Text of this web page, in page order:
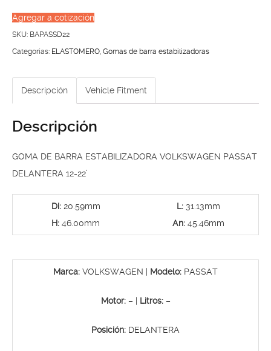
BARRA
ESTABILIZADORA
VOLKSWAGEN
cantidad
Agregar a cotización
SKU: BAPASSD22
Categorías: ELASTOMERO Gomas de barra estabilizadoras
Descripción Vehicle Fitment
Descripción
GOMA DE BARRA ESTABILIZADORA VOLKSWAGEN PASSAT
DELANTERA 12-22’
Di:20.59mm
H: 46.00mm
L: 31.13mm
An: 45.46mm
Marca: VOLKSWAGEN | Modelo: PASSAT
Motor: – | Litros:–
Posición: DELANTERA